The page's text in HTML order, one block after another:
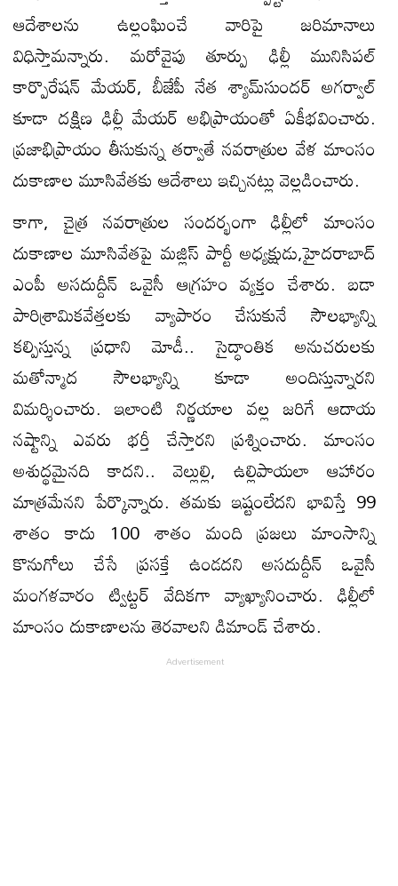
ఆదేశాలను ఉల్లంఘించే వారిపై జరిమానాలు
విధిస్తామన్నారు. మరోవైపు తూర్పు ఢిల్లీ మునిసిపల్‌
కార్పొరేషన్‌ మేయర్‌, బీజేపీ నేత శ్యామ్‌సుందర్‌ అగర్వాల్‌
కూడా దక్షిణ ఢిల్లీ మేయర్‌ అభిప్రాయంతో ఏకీభవించారు.
ప్రజాభిప్రాయం తీసుకున్న తర్వాతే నవరాత్రుల వేళ మాంసం
దుకాణాల మూసివేతకు ఆదేశాలు ఇచ్చినట్లు వెల్లడించారు.
కాగా, చైత్ర నవరాత్రుల సందర్భంగా ఢిల్లీలో మాంసం
దుకాణాల మూసివేతపై మజ్లిస్‌ పార్టీ అధ్యక్షుడు,హైదరాబాద్‌
ఎంపీ అసదుద్దీన్‌ ఒవైసీ ఆగ్రహం వ్యక్తం చేశారు. బడా
పారిశ్రామికవేత్తలకు వ్యాపారం చేసుకునే సౌలభ్యాన్ని
కల్పిస్తున్న ప్రధాని మోడీ.. సైద్ధాంతిక అనుచరులకు
మతోన్మాద సౌలభ్యాన్ని కూడా అందిస్తున్నారని
విమర్శించారు. ఇలాంటి నిర్ణయాల వల్ల జరిగే ఆదాయ
నష్టాన్ని ఎవరు భర్తీ చేస్తారని ప్రశ్నించారు. మాంసం
అశుద్థమైనది కాదని.. వెల్లుల్లి, ఉల్లిపాయలా ఆహారం
మాత్రమేనని పేర్కొన్నారు. తమకు ఇష్టంలేదని భావిస్తే 99
శాతం కాదు 100 శాతం మంది ప్రజలు మాంసాన్ని
కొనుగోలు చేసే ప్రసక్తే ఉండదని అసదుద్దీన్‌ ఒవైసీ
మంగళవారం ట్విట్టర్‌ వేదికగా వ్యాఖ్యానించారు. ఢిల్లీలో
మాంసం దుకాణాలను తెరవాలని డిమాండ్‌ చేశారు.